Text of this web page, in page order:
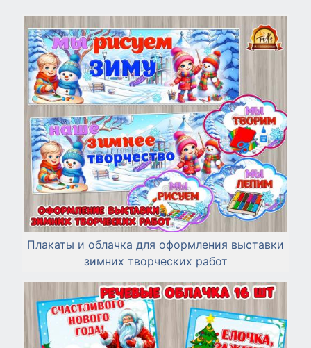
Плакаты и облачка для оформления выставки
зимних творческих работ